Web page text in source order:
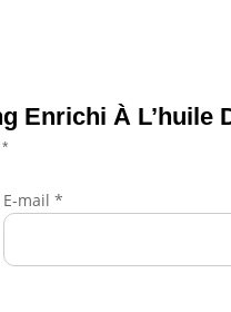
À L’huile
*
E-mail *